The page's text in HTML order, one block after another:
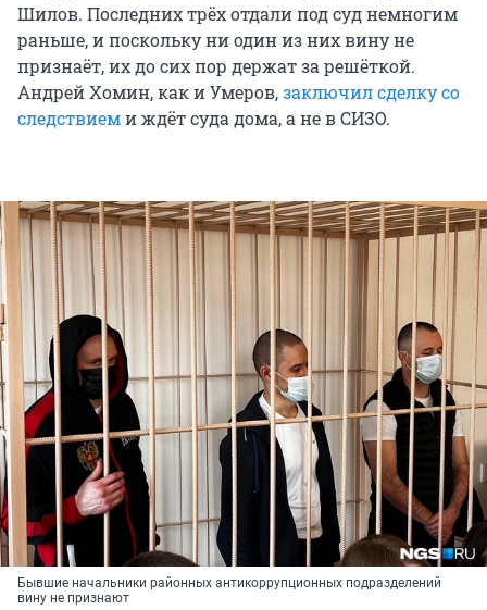
Шилов. Последних трёх отдали под суд немногим
раньше, и поскольку ни один из них вину не
признаёт, их до сих пор держат за решёткой.
Андрей Хомин, как и Умеров,заключил сделку со
следствиеми ждёт суда дома, а не в СИЗО.
Бывшие начальники районных антикоррупционных подразделений
вину не признают